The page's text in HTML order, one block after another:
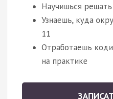
Научишься
Узнаешь, куда
11
Отработаешь
на практике